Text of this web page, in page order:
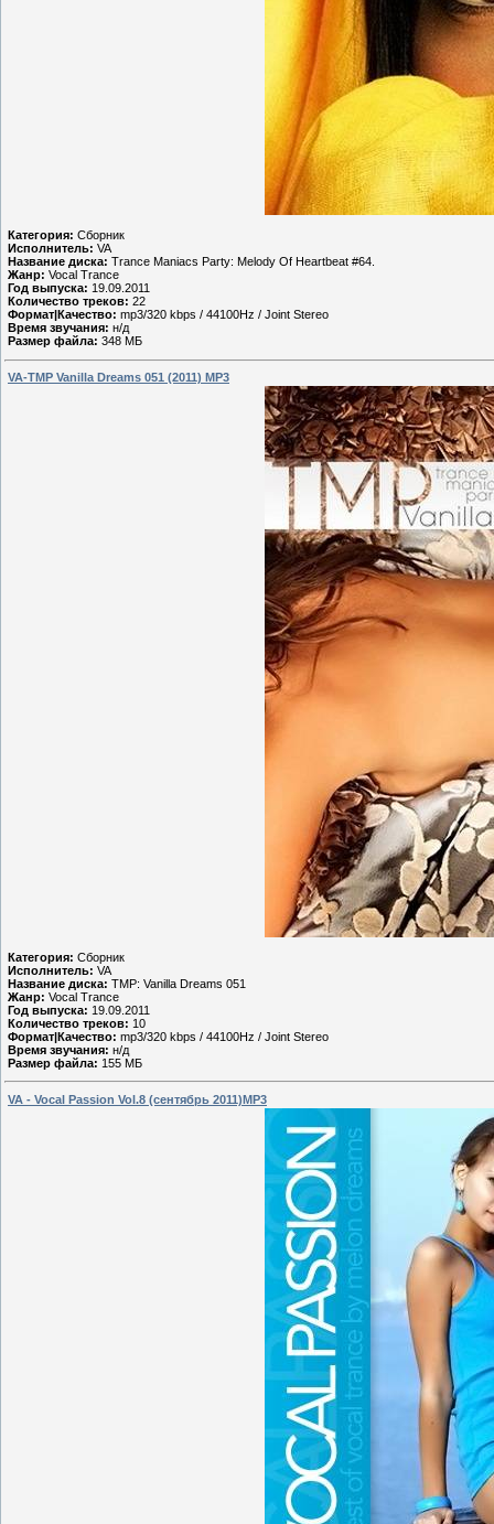
Категория: Сборник
Исполнитель: VA
Название диска: Trance Maniacs Party: Melody Of Heartbeat #64.
Жанр: Vocal Trance
Год выпуска: 19.09.2011
Количество треков: 22
Формат|Качество: mp3/320 kbps / 44100Hz / Joint Stereo
Время звучания: н/д
Размер файла: 348 МБ
VA-TMP Vanilla Dreams 051 (2011) MP3
Категория: Сборник
Исполнитель: VA
Название диска: TMP: Vanilla Dreams 051
Жанр: Vocal Trance
Год выпуска: 19.09.2011
Количество треков: 10
Формат|Качество: mp3/320 kbps / 44100Hz / Joint Stereo
Время звучания: н/д
Размер файла: 155 МБ
VA - Vocal Passion Vol.8 (сентябрь 2011)MP3